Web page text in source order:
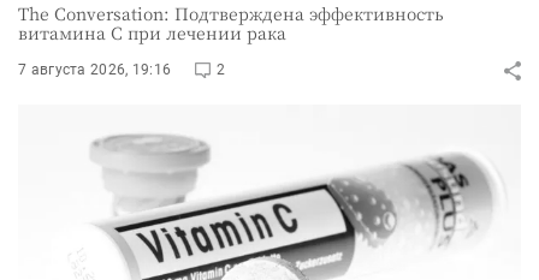
The Conversation: Подтверждена эффективность
витамина C при лечении рака
7 августа 2026, 19:16 2